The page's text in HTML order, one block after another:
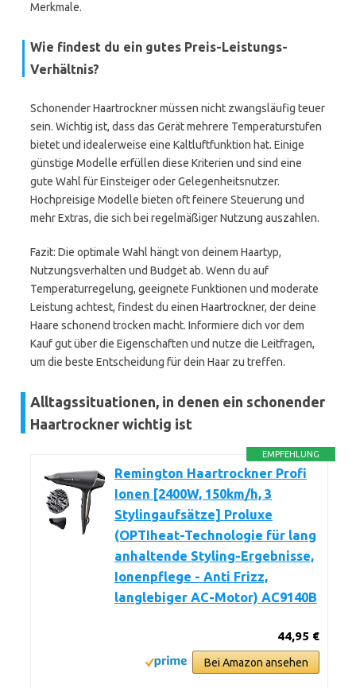
Merkmale.
Wie findest du ein gutes Preis-Leistungs-
Verhältnis?
Schonender Haartrockner müssen nicht zwangsläufig teuer
sein. Wichtig ist, dass das Gerät mehrere Temperaturstufen
bietet und idealerweise eine Kaltluftfunktion hat. Einige
günstige Modelle erfüllen diese Kriterien und sind eine
gute Wahl für Einsteiger oder Gelegenheitsnutzer.
Hochpreisige Modelle bieten oft feinere Steuerung und
mehr Extras, die sich bei regelmäßiger Nutzung auszahlen.
Fazit: Die optimale Wahl hängt von deinem Haartyp,
Nutzungsverhalten und Budget ab. Wenn du auf
Temperaturregelung, geeignete Funktionen und moderate
Leistung achtest, findest du einen Haartrockner, der deine
Haare schonend trocken macht. Informiere dich vor dem
Kauf gut über die Eigenschaften und nutze die Leitfragen,
um die beste Entscheidung für dein Haar zu treffen.
Alltagssituationen, in denen ein schonender
Haartrockner wichtig ist
EMPFEHLUNG
Remington Haartrockner Profi
Ionen [2400W, 150km/h, 3
Stylingaufsätze] Proluxe
(OPTIheat-Technologie für lang
anhaltende Styling-Ergebnisse,
Ionenpflege - Anti Frizz,
langlebiger AC-Motor) AC9140B
44,95 €
Bei Amazon ansehen